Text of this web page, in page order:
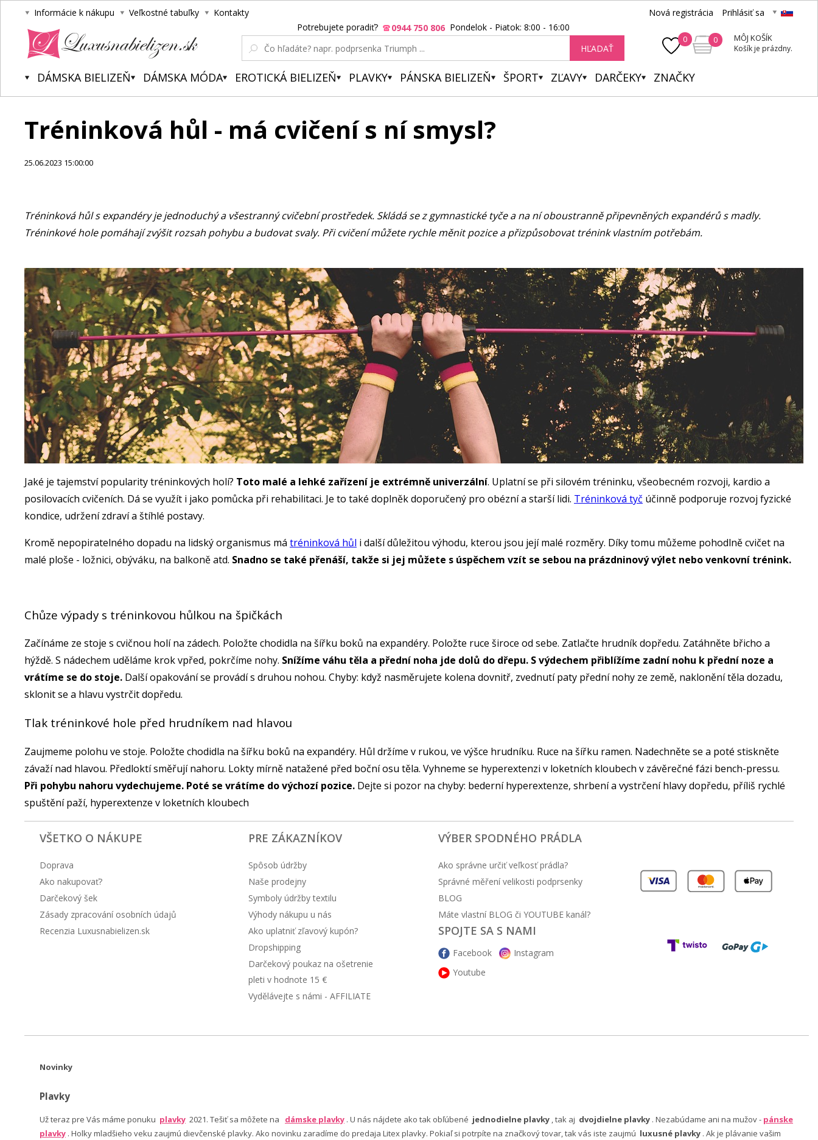
Informácie k nákupu Veľkostné tabuľky Kontakty Nová registrácia Prihlásiť sa
0 0 MÔJ KOŠÍK
Košík je prázdny.
Potrebujete poradiť? 0944 750 806 Pondelok - Piatok: 8:00 - 16:00
HĽADAŤ
DÁMSKA BIELIZEŇ DÁMSKA MÓDA EROTICKÁ BIELIZEŇ PLAVKY PÁNSKA BIELIZEŇ ŠPORT ZĽAVY DARČEKY ZNAČKY
Tréninková hůl - má cvičení s ní smysl?
25.06.2023 15:00:00
Tréninková hůl s expandéry je jednoduchý a všestranný cvičební prostředek. Skládá se z gymnastické tyče a na ní oboustranně připevněných expandérů s madly.
Tréninkové hole pomáhají zvýšit rozsah pohybu a budovat svaly. Při cvičení můžete rychle měnit pozice a přizpůsobovat trénink vlastním potřebám.
Jaké je tajemství popularity tréninkových holí? Toto malé a lehké zařízení je extrémně univerzální. Uplatní se při silovém tréninku, všeobecném rozvoji, kardio a
posilovacích cvičeních. Dá se využít i jako pomůcka při rehabilitaci. Je to také doplněk doporučený pro obézní a starší lidi. Tréninková tyč účinně podporuje rozvoj fyzické
kondice, udržení zdraví a štíhlé postavy.
Kromě nepopiratelného dopadu na lidský organismus má tréninková hůl i další důležitou výhodu, kterou jsou její malé rozměry. Díky tomu můžeme pohodlně cvičet na
malé ploše - ložnici, obýváku, na balkoně atd. Snadno se také přenáší, takže si jej můžete s úspěchem vzít se sebou na prázdninový výlet nebo venkovní trénink.
Chůze výpady s tréninkovou hůlkou na špičkách
Začínáme ze stoje s cvičnou holí na zádech. Položte chodidla na šířku boků na expandéry. Položte ruce široce od sebe. Zatlačte hrudník dopředu. Zatáhněte břicho a
hýždě. S nádechem uděláme krok vpřed, pokrčíme nohy. Snížíme váhu těla a přední noha jde dolů do dřepu. S výdechem přiblížíme zadní nohu k přední noze a
vrátíme se do stoje. Další opakování se provádí s druhou nohou. Chyby: když nasměrujete kolena dovnitř, zvednutí paty přední nohy ze země, naklonění těla dozadu,
sklonit se a hlavu vystrčit dopředu.
Tlak tréninkové hole před hrudníkem nad hlavou
Zaujmeme polohu ve stoje. Položte chodidla na šířku boků na expandéry. Hůl držíme v rukou, ve výšce hrudníku. Ruce na šířku ramen. Nadechněte se a poté stiskněte
závaží nad hlavou. Předloktí směřují nahoru. Lokty mírně natažené před boční osu těla. Vyhneme se hyperextenzi v loketních kloubech v závěrečné fázi bench-pressu.
Při pohybu nahoru vydechujeme. Poté se vrátíme do výchozí pozice. Dejte si pozor na chyby: bederní hyperextenze, shrbení a vystrčení hlavy dopředu, příliš rychlé
spuštění paží, hyperextenze v loketních kloubech
VŠETKO O NÁKUPE
Doprava
Ako nakupovať?
Darčekový šek
Zásady zpracování osobních údajů
Recenzia Luxusnabielizen.sk
PRE ZÁKAZNÍKOV
Spôsob údržby
Naše prodejny
Symboly údržby textilu
Výhody nákupu u nás
Ako uplatniť zľavový kupón?
Dropshipping
Darčekový poukaz na ošetrenie
pleti v hodnote 15 €
Vydělávejte s námi - AFFILIATE
VÝBER SPODNÉHO PRÁDLA
Ako správne určiť veľkosť prádla?
Správné měření velikosti podprsenky
BLOG
Máte vlastní BLOG či YOUTUBE kanál?
SPOJTE SA S NAMI
Facebook
Instagram
Youtube
Novinky
Plavky
Už teraz pre Vás máme ponuku plavky 2021. Tešiť sa môžete na dámske plavky . U nás nájdete ako tak obľúbené jednodielne plavky , tak aj dvojdielne plavky . Nezabúdame ani na mužov - pánske
plavky . Holky mladšieho veku zaujmú dievčenské plavky. Ako novinku zaradíme do predaja Litex plavky. Pokiaľ si potrpíte na značkový tovar, tak vás iste zaujmú luxusné plavky . Ak je plávanie vašim